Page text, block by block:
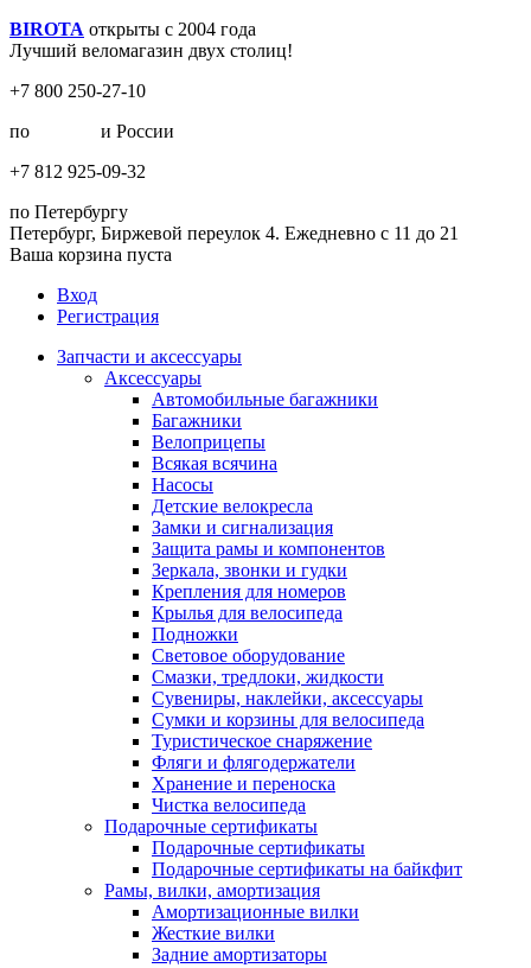
BIROTA открыты с 2004 года
Лучший веломагазин двух столиц!
+7 800 250-27-10
по
и России
+7 812 925-09-32
по Петербургу
Петербург, Биржевой переулок 4. Ежедневно с 11 до 21
Ваша корзина пуста
Вход
Регистрация
Запчасти и аксессуары
Аксессуары
Автомобильные багажники
Багажники
Велоприцепы
Всякая всячина
Насосы
Детские велокресла
Замки и сигнализация
Защита рамы и компонентов
Зеркала, звонки и гудки
Крепления для номеров
Крылья для велосипеда
Подножки
Световое оборудование
Смазки, тредлоки, жидкости
Сувениры, наклейки, аксессуары
Сумки и корзины для велосипеда
Туристическое снаряжение
Фляги и флягодержатели
Хранение и переноска
Чистка велосипеда
Подарочные сертификаты
Подарочные сертификаты
Подарочные сертификаты на байкфит
Рамы, вилки, амортизация
Амортизационные вилки
Жесткие вилки
Задние амортизаторы